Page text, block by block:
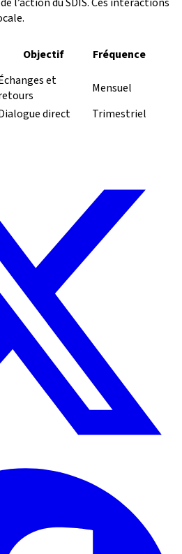
Objectif Fréquence
et
Mensuel
direct
Trimestriel